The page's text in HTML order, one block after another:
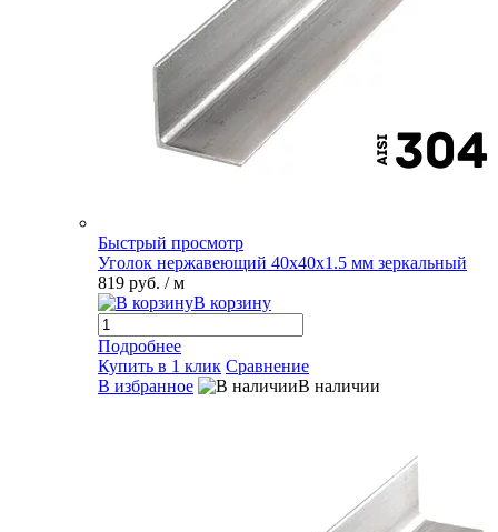
Быстрый просмотр
Уголок нержавеющий 40х40х1.5 мм зеркальный
819 руб. / м
В корзину
Подробнее
Купить в 1 клик Сравнение
В избранное
В наличии